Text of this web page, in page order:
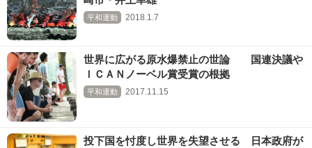
平和運動 2018.1.7
世界に広がる原水爆禁止の世論 国連決議や
ＩＣＡＮノーベル賞受賞の根拠
平和運動 2017.11.15
投下国を忖度し世界を失望させる 日本政府が